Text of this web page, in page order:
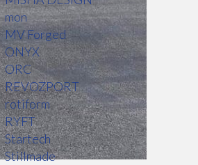
mon
MV Forged
ONYX
ORC
REVOZPORT
rotiform
RYFT
Startech
Stillmade